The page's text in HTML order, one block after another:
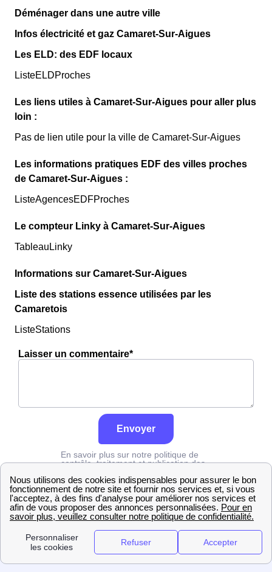
Déménager dans une autre ville
Infos électricité et gaz Camaret-Sur-Aigues
Les ELD: des EDF locaux
ListeELDProches
Les liens utiles à Camaret-Sur-Aigues pour aller plus
loin :
Pas de lien utile pour la ville de Camaret-Sur-Aigues
Les informations pratiques EDF des villes proches
de Camaret-Sur-Aigues :
ListeAgencesEDFProches
Le compteur Linky à Camaret-Sur-Aigues
TableauLinky
Informations sur Camaret-Sur-Aigues
Liste des stations essence utilisées par les
Camaretois
ListeStations
Laisser un commentaire*
Envoyer
En savoir plus sur notre politique de
contrôle, traitement et publication des
Edf Vaucluse Camaret-Sur-Aigues